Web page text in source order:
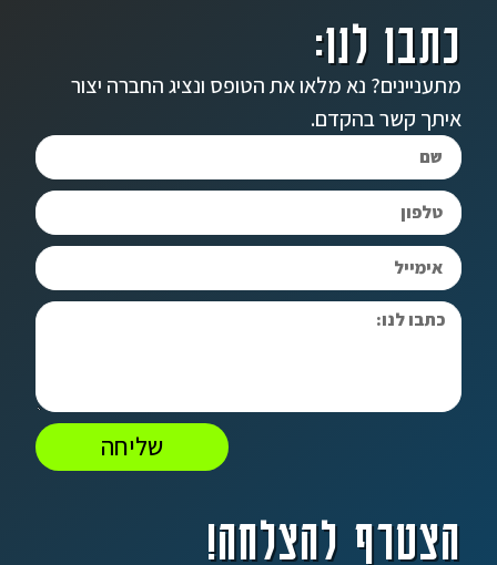
הצטרף להצלחה!
כתבו לנו:
מתעניינים? נא מלאו את הטופס ונציג החברה יצור
איתך קשר בהקדם.
שליחה